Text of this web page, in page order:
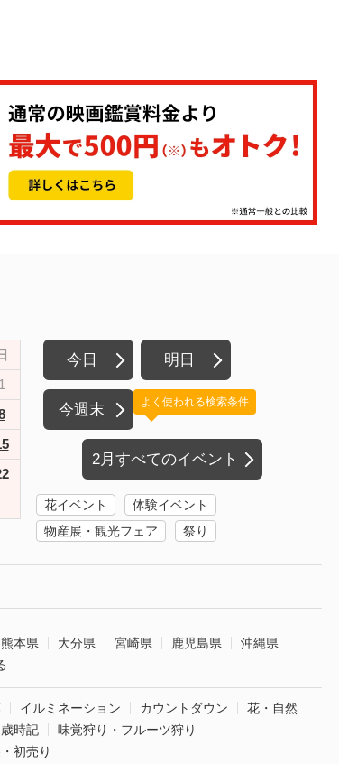
今日 明日
今週末
2月すべてのイベント
よく使われる検索条件
花イベント
体験イベント
物産展・観光フェア
祭り
熊本県 大分県 宮崎県 鹿児島県
沖縄県
イルミネーション カウントダウン
花・自然
時記
味覚狩り・フルーツ狩り
初売り